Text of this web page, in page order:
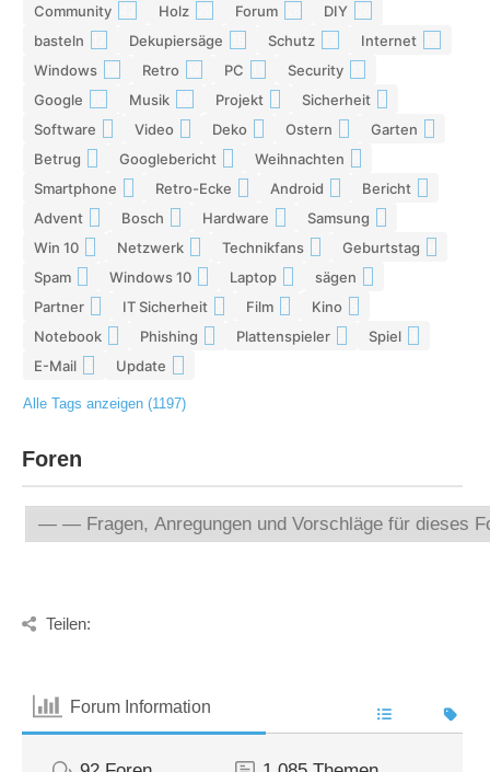
Community Holz Forum DIY
basteln Dekupiersäge Schutz Internet
Windows Retro PC Security
Google Musik Projekt Sicherheit
Software Video Deko Ostern Garten
Betrug Googlebericht Weihnachten
Smartphone Retro-Ecke Android Bericht
Advent Bosch Hardware Samsung
Win 10 Netzwerk Technikfans Geburtstag
Spam Windows 10 Laptop sägen
Partner IT Sicherheit Film Kino
Notebook Phishing Plattenspieler Spiel
E-Mail Update
Alle Tags anzeigen (1197)
Foren
Teilen:
Forum Information